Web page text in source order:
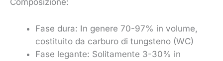
Composizione:
Fase dura: In genere 70-97% in volume,
costituito da carburo di tungsteno (WC)
Fase legante: Solitamente 3-30% in